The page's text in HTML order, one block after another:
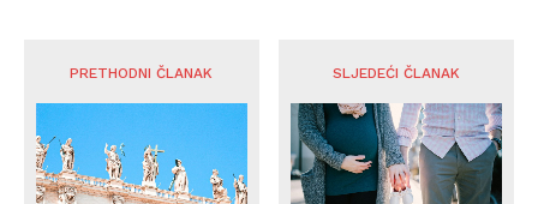
PRETHODNI ČLANAK SLJEDEĆI ČLANAK